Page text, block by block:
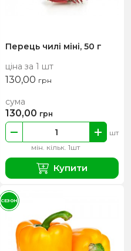
Перець чилі міні, 50 г
ціна за 1 шт
130,00 грн
мін. кільк. 1шт
шт
сума
130,00 грн
Купити
СЕЗОН